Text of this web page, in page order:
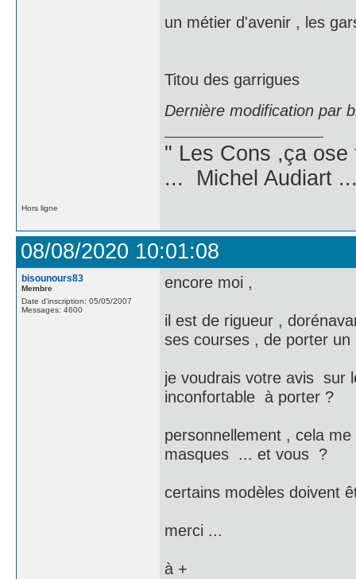
un métier d'avenir , les
Titou des garrigues
Dernière modification par
" Les Cons ,ça
... Michel Audiart
Hors ligne
08/08/2020 10:01:08
bisounours83
Membre
Date d'inscription: 05/05/2007
Messages: 4600
encore moi ,
il est de rigueur ,
ses courses , de porter
je voudrais votre avis sur
inconfortable à porter ?
personnellement , cela
masques ... et vous ?
certains modèles doivent
merci ...
à +